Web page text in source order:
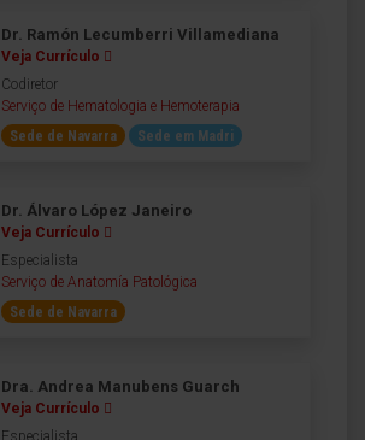
Dr. Ramón Lecumberri Villamediana
Veja Currículo
Codiretor
Serviço de Hematologia e Hemoterapia
Sede de Navarra
Sede em Madri
Dr. Álvaro López Janeiro
Veja Currículo
Especialista
Serviço de Anatomía Patológica
Sede de Navarra
Dra. Andrea Manubens Guarch
Veja Currículo
Especialista